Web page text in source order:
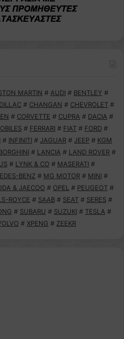
MARTIN # AUDI # BENTLEY #
# CHANGAN # CHEVROLET #
# CORVETTE # CUPRA # DACIA #
# FERRARI # FIAT # FORD #
# INFINITI # JAGUAR # JEEP # KGM
# LANCIA # LAND ROVER #
# LYNK & CO # MASERATI #
BENZ # MG MOTOR # MINI #
& JAECOO # OPEL # PEUGEOT #
ROYCE # SAAB # SEAT # SERES #
# SUBARU # SUZUKI # TESLA #
# XPENG # ZEEKR